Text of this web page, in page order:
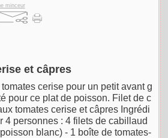
minceur
et câpres
cerise pour un petit avant g
pour ce plat de poisson. Filet de c
tomates cerise et câpres Ingrédi
4 personnes : 4 filets de cabillaud
blanc) - 1 boîte de tomates-